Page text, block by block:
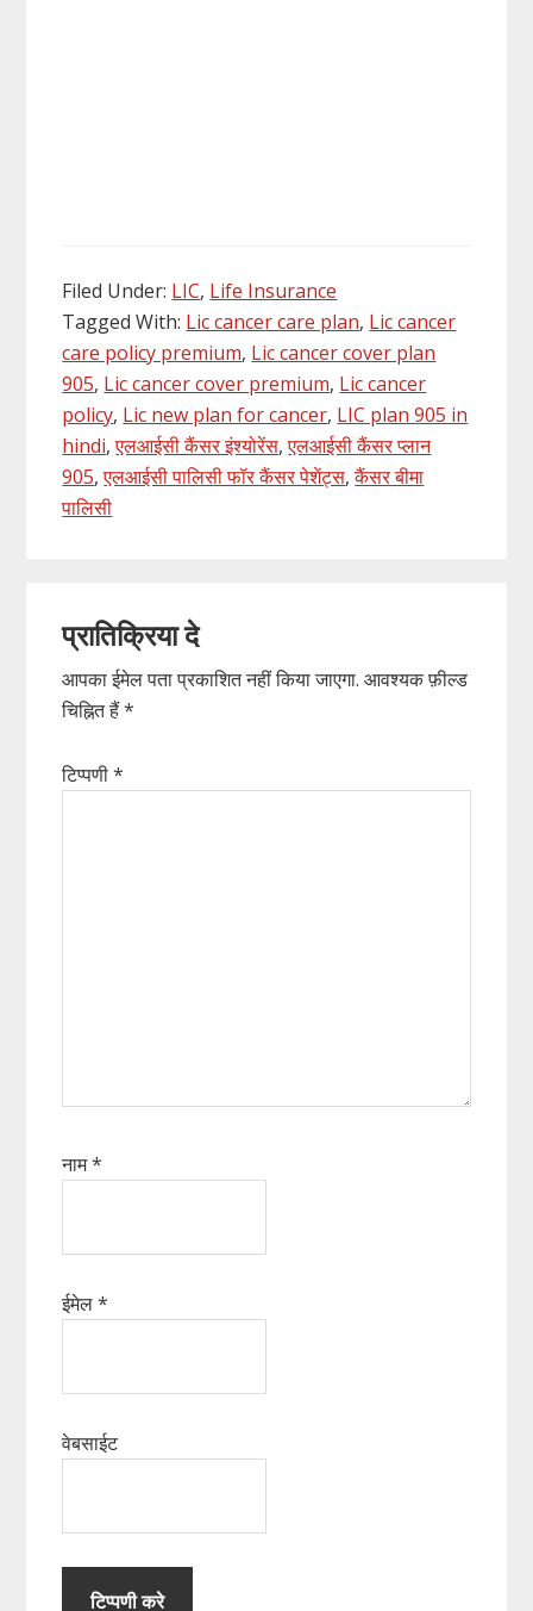
Filed Under: LIC, Life Insurance
Tagged With: Lic cancer care plan, Lic cancer
care policy premium, Lic cancer cover plan
905, Lic cancer cover premium, Lic cancer
policy, Lic new plan for cancer, LIC plan 905 in
hindi,एलआईसी कैंसर इंश्योरेंस,एलआईसी कैंसर प्लान
905,एलआईसी पालिसी फॉर कैंसर पेशेंट्स,कैंसर बीमा
पालिसी
Interactions
प्रातिक्रिया दे
आपका ईमेल पता प्रकाशित नहीं किया जाएगा. आवश्यक फ़ील्ड
चिह्नित हैं*
टिप्पणी*
नाम*
ईमेल*
वेबसाईट